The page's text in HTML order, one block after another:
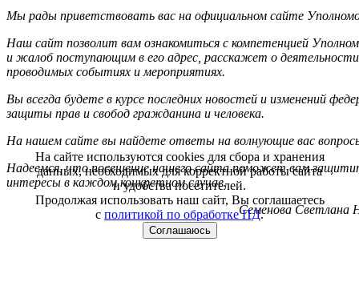
Мы рады приветствовать вас на официальном сайте
Наш сайт позволит вам ознакомиться с компетенцией
и жалоб поступающим в его адрес, расскажет о
проводимых событиях и мероприятиях.
Вы всегда будете в курсе последних новостей и изменений
защиты прав и свобод гражданина и человека.
На нашем сайте вы найдете ответы на волнующие вас
Надеемся, что посещение нашего сайта поможет вам
интересы в каждом конкретном случае.
Семенова Светлана
На сайте используются cookies для сбора и хранения
данных, необходимых для корректной работы сайта
и удобства посетителей.
Продолжая использовать наш сайт, Вы соглашаетесь
с политикой по обработке ПД.
Соглашаюсь